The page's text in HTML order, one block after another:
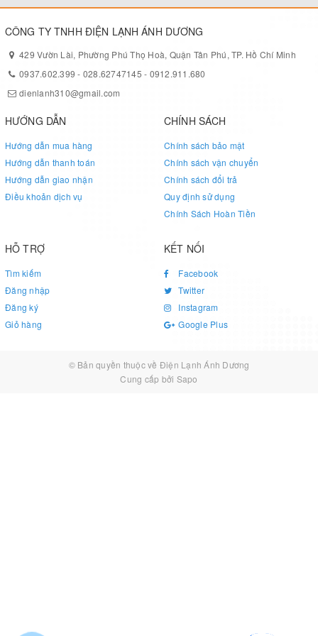
cần làm sạch.
CÔNG TY TNHH ĐIỆN LẠNH ÁNH DƯƠNG
429 Vườn Lài, Phường Phú Thọ Hoà, Quận Tân Phú, TP. Hồ Chí Minh
0937.602.399 - 028.62747145 - 0912.911.680
dienlanh310@gmail.com
HƯỚNG DẪN
Hướng dẫn mua hàng
Hướng dẫn thanh toán
Hướng dẫn giao nhận
Điều khoản dịch vụ
CHÍNH SÁCH
Chính sách bảo mật
Chính sách vận chuyển
Chính sách đổi trả
Quy định sử dụng
Chính Sách Hoàn Tiền
HỖ TRỢ
Tìm kiếm
Đăng nhập
Đăng ký
Giỏ hàng
KẾT NỐI
Facebook
Twitter
Instagram
Google Plus
© Bản quyền thuộc về Điện Lạnh Ánh Dương
Cung cấp bởi Sapo